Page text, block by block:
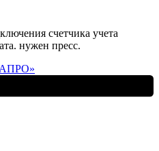
счетчика учета
нужен пресс.